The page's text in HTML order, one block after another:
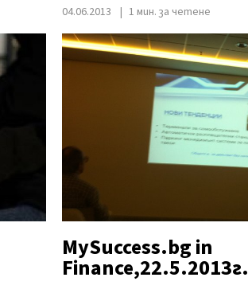
04.06.2013 1 мин. за четене
MySuccess.bg in
Finance,22.5.2013г.